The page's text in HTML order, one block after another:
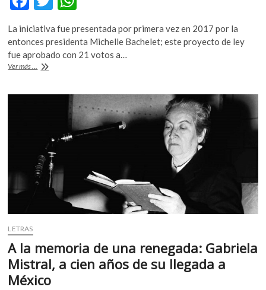
e
b
o
o
itt
er
at
s
p
p
La iniciativa fue presentada por primera vez en 2017 por la
entonces presidenta Michelle Bachelet; este proyecto de ley
fue aprobado con 21 votos a…
Ver más ...
Chile
matrimonio
LETRAS
A la memoria de una renegada: Gabriela
Mistral, a cien años de su llegada a
México